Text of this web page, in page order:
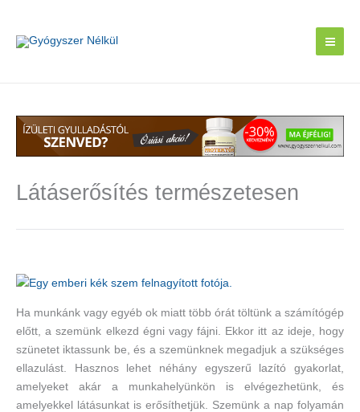
content
Látáserősítés természetesen
Ha munkánk vagy egyéb ok miatt több órát töltünk a számítógép
előtt, a szemünk elkezd égni vagy fájni. Ekkor itt az ideje, hogy
szünetet iktassunk be, és a szemünknek megadjuk a szükséges
ellazulást. Hasznos lehet néhány egyszerű lazító gyakorlat,
amelyeket akár a munkahelyünkön is elvégezhetünk, és
amelyekkel látásunkat is erősíthetjük. Szemünk a nap folyamán